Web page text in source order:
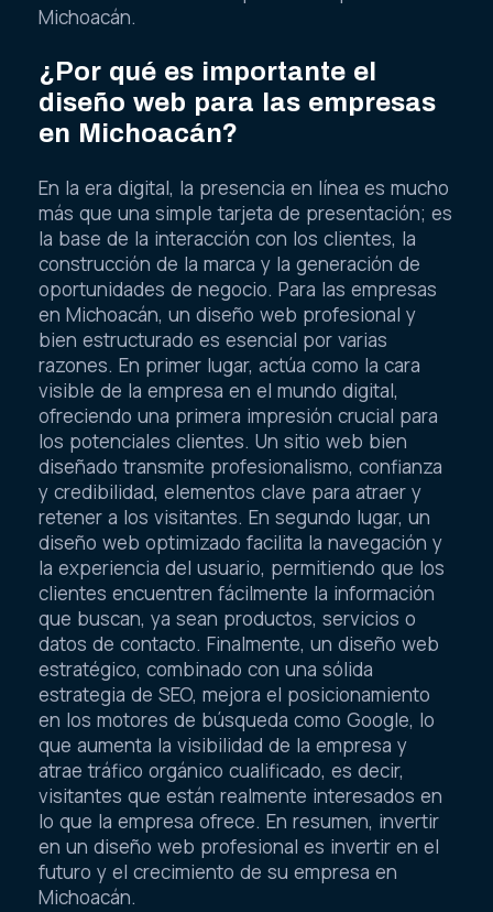
Michoacán.
¿Por qué es importante el
diseño web para las empresas
en Michoacán?
En la era digital, la presencia en línea es mucho
más que una simple tarjeta de presentación; es
la base de la interacción con los clientes, la
construcción de la marca y la generación de
oportunidades de negocio. Para las empresas
en Michoacán, un diseño web profesional y
bien estructurado es esencial por varias
razones. En primer lugar, actúa como la cara
visible de la empresa en el mundo digital,
ofreciendo una primera impresión crucial para
los potenciales clientes. Un sitio web bien
diseñado transmite profesionalismo, confianza
y credibilidad, elementos clave para atraer y
retener a los visitantes. En segundo lugar, un
diseño web optimizado facilita la navegación y
la experiencia del usuario, permitiendo que los
clientes encuentren fácilmente la información
que buscan, ya sean productos, servicios o
datos de contacto. Finalmente, un diseño web
estratégico, combinado con una sólida
estrategia de SEO, mejora el posicionamiento
en los motores de búsqueda como Google, lo
que aumenta la visibilidad de la empresa y
atrae tráfico orgánico cualificado, es decir,
visitantes que están realmente interesados en
lo que la empresa ofrece. En resumen, invertir
en un diseño web profesional es invertir en el
futuro y el crecimiento de su empresa en
Michoacán.